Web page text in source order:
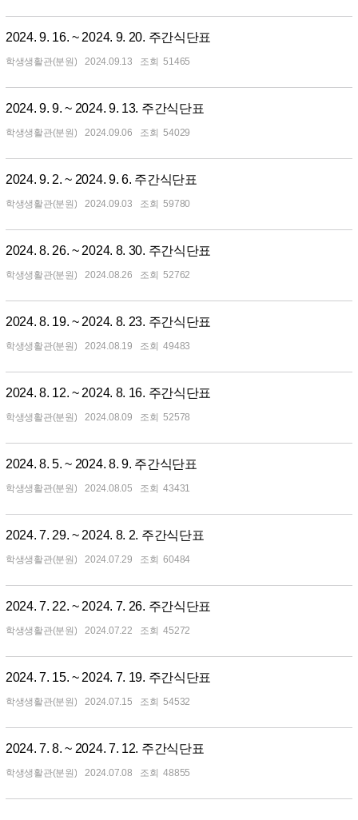
2024. 9. 16. ~ 2024. 9. 20. 주간식단표
학생생활관(분원) 2024.09.13 51465
2024. 9. 9. ~ 2024. 9. 13. 주간식단표
학생생활관(분원) 2024.09.06 54029
2024. 9. 2. ~ 2024. 9. 6. 주간식단표
학생생활관(분원) 2024.09.03 59780
2024. 8. 26. ~ 2024. 8. 30. 주간식단표
학생생활관(분원) 2024.08.26 52762
2024. 8. 19. ~ 2024. 8. 23. 주간식단표
학생생활관(분원) 2024.08.19 49483
2024. 8. 12. ~ 2024. 8. 16. 주간식단표
학생생활관(분원) 2024.08.09 52578
2024. 8. 5. ~ 2024. 8. 9. 주간식단표
학생생활관(분원) 2024.08.05 43431
2024. 7. 29. ~ 2024. 8. 2. 주간식단표
학생생활관(분원) 2024.07.29 60484
2024. 7. 22. ~ 2024. 7. 26. 주간식단표
학생생활관(분원) 2024.07.22 45272
2024. 7. 15. ~ 2024. 7. 19. 주간식단표
학생생활관(분원) 2024.07.15 54532
2024. 7. 8. ~ 2024. 7. 12. 주간식단표
학생생활관(분원) 2024.07.08 48855